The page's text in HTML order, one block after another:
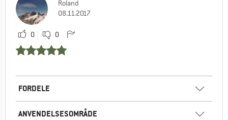
Roland
08.11.2017
0 0
FORDELE
ANVENDELSESOMRÅDE